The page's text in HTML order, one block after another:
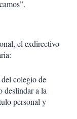
el exdirectivo
colegio de
deslindar a la
personal y